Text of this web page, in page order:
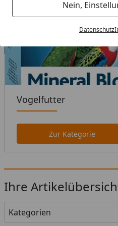
Nein,
Datenschutz
Vogelfutter
Zur Kategorie
Ihre
Kategorien